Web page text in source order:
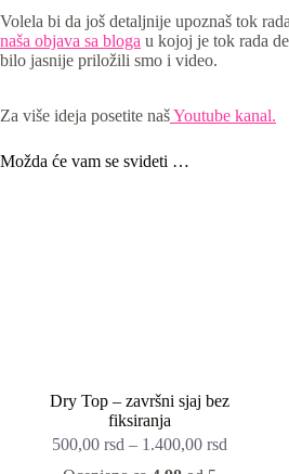
Volela bi da još detaljnije upoznaš tok
naša objava sa bloga u kojoj je tok rada
bilo jasnije priložili smo i video.
Za više ideja posetite našYoutube kanal.
Možda će vam se svideti …
Dry Top – završni sjaj bez
fiksiranja
500,00 rsd – 1.400,00 rsd